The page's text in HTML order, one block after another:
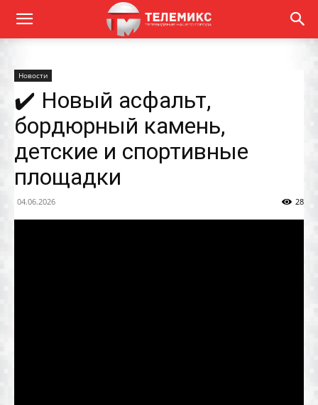
Новости
✔️ Новый асфальт,
бордюрный камень,
детские и спортивные
площадки
04.06.2026 28